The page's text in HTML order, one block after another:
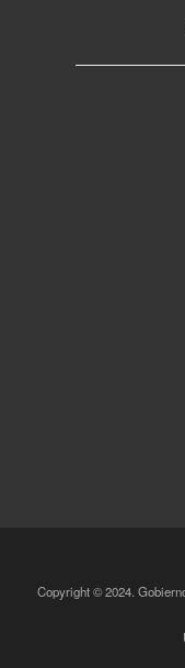
Copyright © 2024.